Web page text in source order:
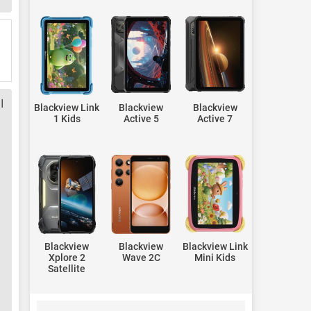
Blackview
Active 7
Blackview
Active 5
Blackview Link
1 Kids
Blackview Link
Mini Kids
Blackview
Wave 2C
Blackview
Xplore 2
Satellite